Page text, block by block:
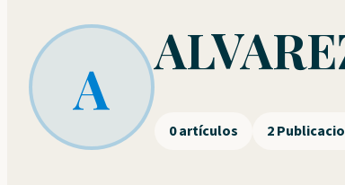
A
0 artículos 2